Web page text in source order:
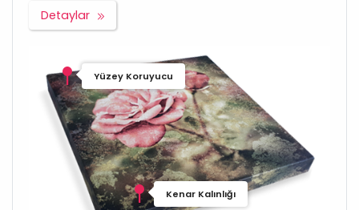
Detaylar
Yüzey Koruyucu
Kenar Kalınlığı